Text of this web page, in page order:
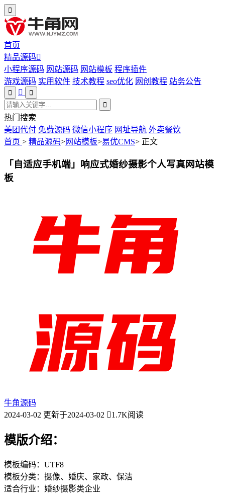
首页
精品源码
小程序源码 网站源码 网站模板 程序插件
游戏源码 实用软件 技术教程 seo优化 网创教程 站务公告
热门搜索
美团代付 免费源码 微信小程序 网址导航 外卖餐饮
首页 > 精品源码>网站模板>易优CMS> 正文
「自适应手机端」响应式婚纱摄影个人写真网站模
板
牛角源码
2024-03-02 更新于2024-03-02 1.7K阅读
模版介绍：
模板编码：UTF8
模板分类：摄像、婚庆、家政、保洁
适合行业：婚纱摄影类企业